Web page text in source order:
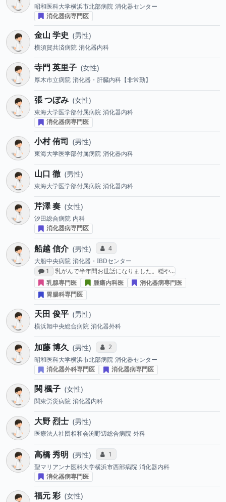
昭和医科大学横浜市北部病院 消化器センター
消化器病専門医
金山 学史 男性
横須賀共済病院 消化器内科
寺門 英里子 女性
厚木市立病院 消化器・肝臓内科【非常勤】
張 つぼみ 女性
東海大学医学部付属病院 消化器内科
消化器病専門医
小村 侑司 男性
東海大学医学部付属病院 消化器内科
山口 徹 男性
東海大学医学部付属病院 消化器内科
芹澤 奏 女性
汐田総合病院 内科
消化器病専門医
船越 信介 男性 コミュニケーション・タイプ投票数
4
大船中央病院 消化器・IBDセンター
感想投稿数
1
乳がんで半年間お世話になりました。穏や…
乳腺専門医
腫瘍内科医
消化器病専門医
胃腸科専門医
天田 俊平 男性
横浜旭中央総合病院 消化器外科
加藤 博久 男性 コミュニケーション・タイプ投票数
2
昭和医科大学横浜市北部病院 消化器センター
消化器外科専門医
消化器病専門医
関 楓子 女性
関東労災病院 消化器内科
大野 烈士 男性
医療法人社団相和会渕野辺総合病院 外科
高橋 秀明 男性 コミュニケーション・タイプ投票数
1
聖マリアンナ医科大学横浜市西部病院 消化器内科
消化器病専門医
福元 彩 女性